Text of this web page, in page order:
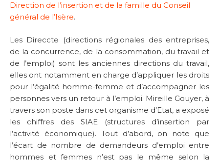
Direction de l’insertion et de la famille du Conseil
général de l’Isère.
Les Direccte (directions régionales des entreprises,
de la concurrence, de la consommation, du travail et
de l’emploi) sont les anciennes directions du travail,
elles ont notamment en charge d’appliquer les droits
pour l’égalité homme-femme et d’accompagner les
personnes vers un retour à l’emploi. Mireille Gouyer, à
travers son poste dans cet organisme d’Etat, a exposé
les chiffres des SIAE (structures d’insertion par
l’activité économique). Tout d’abord, on note que
l’écart de nombre de demandeurs d’emploi entre
hommes et femmes n’est pas le même selon la